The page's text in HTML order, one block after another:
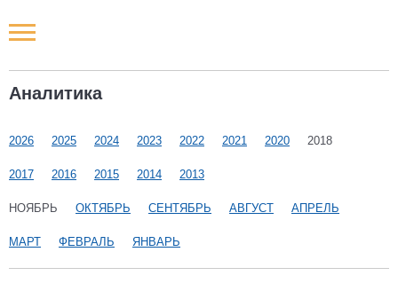
Аналитика
2026 2025 2024 2023 2022 2021 2020 2018
2017 2016 2015 2014 2013
НОЯБРЬ ОКТЯБРЬ СЕНТЯБРЬ АВГУСТ АПРЕЛЬ
МАРТ ФЕВРАЛЬ ЯНВАРЬ
Новости РФ
Наши мероприятия
Статьи